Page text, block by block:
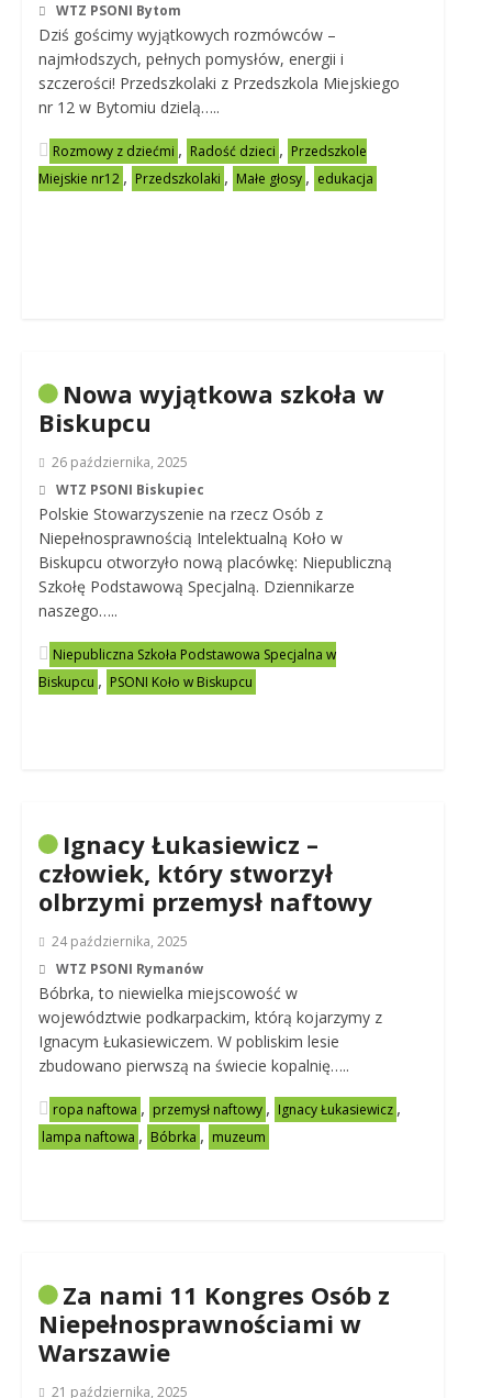
WTZ PSONI Bytom
Dziś gościmy wyjątkowych rozmówców –
najmłodszych, pełnych pomysłów, energii i
szczerości! Przedszkolaki z Przedszkola Miejskiego
nr 12 w Bytomiu dzielą…..
Rozmowy z dziećmi , Radość dzieci , Przedszkole
Miejskie nr12 , Przedszkolaki , Małe głosy , edukacja
Nowa wyjątkowa szkoła w
Biskupcu
26 października, 2025
WTZ PSONI Biskupiec
Polskie Stowarzyszenie na rzecz Osób z
Niepełnosprawnością Intelektualną Koło w
Biskupcu otworzyło nową placówkę: Niepubliczną
Szkołę Podstawową Specjalną. Dziennikarze
naszego…..
Niepubliczna Szkoła Podstawowa Specjalna w
Biskupcu , PSONI Koło w Biskupcu
Ignacy Łukasiewicz –
człowiek, który stworzył
olbrzymi przemysł naftowy
24 października, 2025
WTZ PSONI Rymanów
Bóbrka, to niewielka miejscowość w
województwie podkarpackim, którą kojarzymy z
Ignacym Łukasiewiczem. W pobliskim lesie
zbudowano pierwszą na świecie kopalnię…..
ropa naftowa , przemysł naftowy , Ignacy Łukasiewicz ,
lampa naftowa , Bóbrka , muzeum
Za nami 11 Kongres Osób z
Niepełnosprawnościami w
Warszawie
21 października, 2025